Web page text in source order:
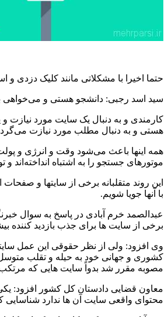
حتما اخیرا با مشکلاتی مانند کلیک دزدی و
سید اسد رجبی: دانشجو هستی و می‌خواهی
کارمندی و به دنبال یک سایت مورد
هستی و به دنبال مطلب مورد نیازت
همه اینها باعث می‌شود وقت و انرژی و
موتورهای جستجو را به اشتباه انداخته‌اند
این روند متقلبانه برخی از سایتها و
با آنها جویا شویم.
عبدالصمد خرم آبادی در پاسخ به سوال
برخی از سایت ها برای جذب بازدید کننده
وی افزود: ولی از نظر حقوقی این عمل
کشوری و جهانی خود به حیله و تقلب متوسل
مصوبه مقرر شد بدواً سایت هایی که مرتکب
معاون قضایی دادستان کل کشور افزود:
محتوای واقعی سایت آن ها ندارد